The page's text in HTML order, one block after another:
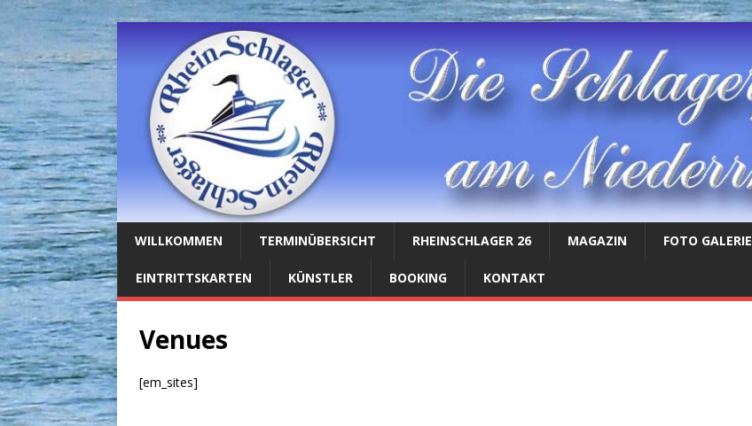
WILLKOMMEN TERMINÜBERSICHT RHEINSCHLAGER 26 MAGAZIN FOTO GALERIE
EINTRITTSKARTEN KÜNSTLER BOOKING KONTAKT
Venues
[em_sites]